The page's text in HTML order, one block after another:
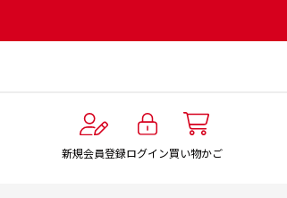
新規会員登録ログイン買い物かご